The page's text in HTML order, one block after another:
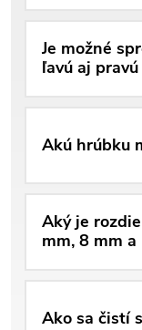
Je možné
ľavú aj
Akú hrúbku
Aký je
mm, 8 mm a
Ako sa čistí